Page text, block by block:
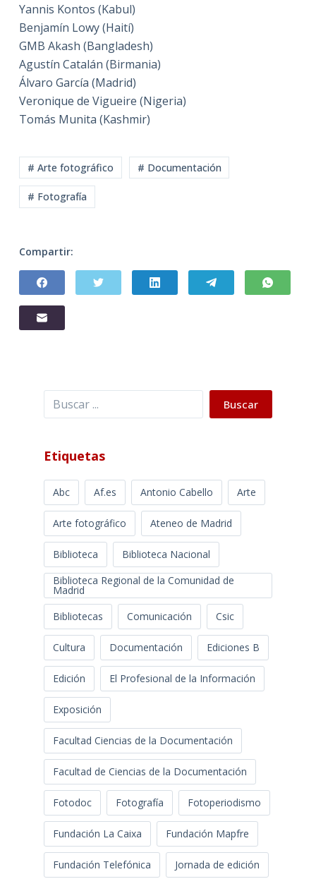
Yannis Kontos (Kabul)
Benjamín Lowy (Haití)
GMB Akash (Bangladesh)
Agustín Catalán (Birmania)
Álvaro García (Madrid)
Veronique de Vigueire (Nigeria)
Tomás Munita (Kashmir)
# Arte fotográfico # Documentación
# Fotografía
Compartir:
Buscar Buscar
Etiquetas
Abc Af.es Antonio Cabello Arte
Arte fotográfico Ateneo de Madrid
Biblioteca
Biblioteca Nacional
Biblioteca Regional de la Comunidad de
Madrid
Bibliotecas
Comunicación Csic
Cultura Documentación Ediciones B
Edición El Profesional de la Información
Exposición
Facultad Ciencias de la Documentación
Facultad de Ciencias de la Documentación
Fotodoc Fotografía Fotoperiodismo
Fundación La Caixa Fundación Mapfre
Fundación Telefónica Jornada de edición